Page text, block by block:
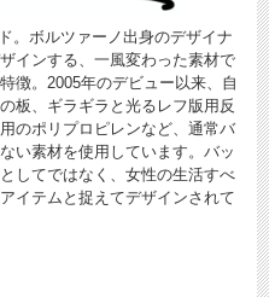
。ボルツァーノ出身のデザイナ
インする、一風変わった素材で
徴。2005年のデビュー以来、自
板、ギラギラと光るレフ版用反
のポリプロピレンなど、通常バ
い素材を使用しています。バッ
してではなく、女性の生活すべ
イテムと捉えてデザインされて